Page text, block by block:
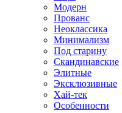
Модерн
Прованс
Неоклассика
Минимализм
Под старину
Скандинавские
Элитные
Эксклюзивные
Хай-тек
Особенности